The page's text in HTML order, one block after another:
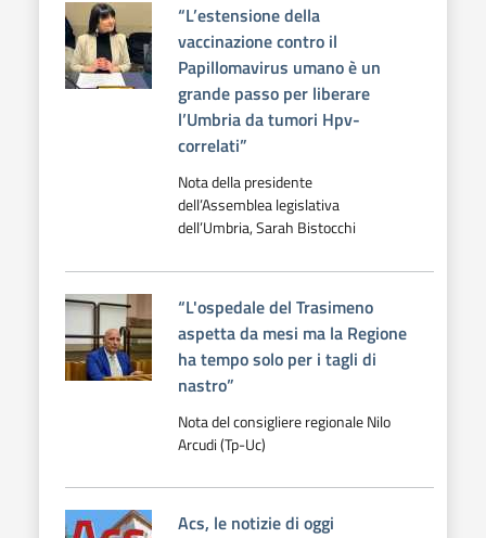
“L’estensione della
vaccinazione contro il
Papillomavirus umano è un
grande passo per liberare
l’Umbria da tumori Hpv-
correlati”
Nota della presidente
dell’Assemblea legislativa
dell’Umbria, Sarah Bistocchi
“L'ospedale del Trasimeno
aspetta da mesi ma la Regione
ha tempo solo per i tagli di
nastro”
Nota del consigliere regionale Nilo
Arcudi (Tp-Uc)
Acs, le notizie di oggi